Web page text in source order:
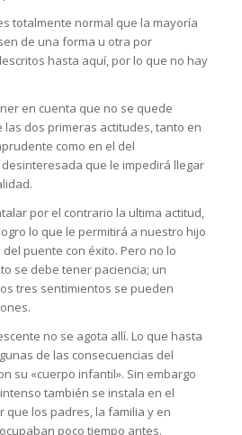
totalmente normal que la mayoría
de una forma u otra por
hasta aquí, por lo que no hay
en cuenta que no se quede
dos primeras actitudes, tanto en
como en el del
que le impedirá llegar
por el contrario la ultima actitud,
lo que le permitirá a nuestro hijo
puente con éxito. Pero no lo
se debe tener paciencia; un
tres sentimientos se pueden
no se agota allí. Lo que hasta
de las consecuencias del
su «cuerpo infantil». Sin embargo
también se instala en el
que los padres, la familia y en
poco tiempo antes.